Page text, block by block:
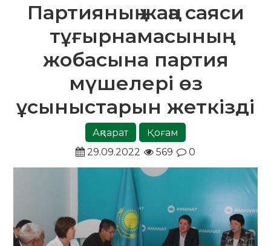
Партияның жаңа саяси
тұғырнамасының
жобасына партия
мүшелері өз
ұсыныстарын жеткізді
Ақпарат
Қоғам
29.09.2022
569 0